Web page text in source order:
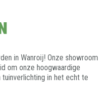
in Wanroij! Onze showroom
om onze hoogwaardige
in het echt te